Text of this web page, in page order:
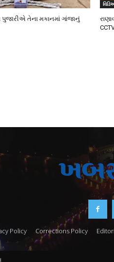
પુજારીએ તેના મકાનમાં ગાંજાનું
Policy Corrections Policy